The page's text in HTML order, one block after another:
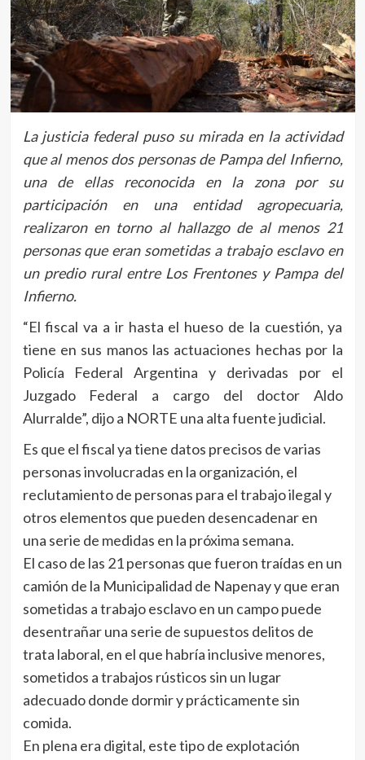
La justicia federal puso su mirada en la actividad
que al menos dos personas de Pampa del Infierno,
una de ellas reconocida en la zona por su
participación en una entidad agropecuaria,
realizaron en torno al hallazgo de al menos 21
personas que eran sometidas a trabajo esclavo en
un predio rural entre Los Frentones y Pampa del
Infierno.
“El fiscal va a ir hasta el hueso de la cuestión, ya
tiene en sus manos las actuaciones hechas por la
Policía Federal Argentina y derivadas por el
Juzgado Federal a cargo del doctor Aldo
Alurralde”, dijo a NORTE una alta fuente judicial.
Es que el fiscal ya tiene datos precisos de varias
personas involucradas en la organización, el
reclutamiento de personas para el trabajo ilegal y
otros elementos que pueden desencadenar en
una serie de medidas en la próxima semana.
El caso de las 21 personas que fueron traídas en un
camión de la Municipalidad de Napenay y que eran
sometidas a trabajo esclavo en un campo puede
desentrañar una serie de supuestos delitos de
trata laboral, en el que habría inclusive menores,
sometidos a trabajos rústicos sin un lugar
adecuado donde dormir y prácticamente sin
comida.
En plena era digital, este tipo de explotación